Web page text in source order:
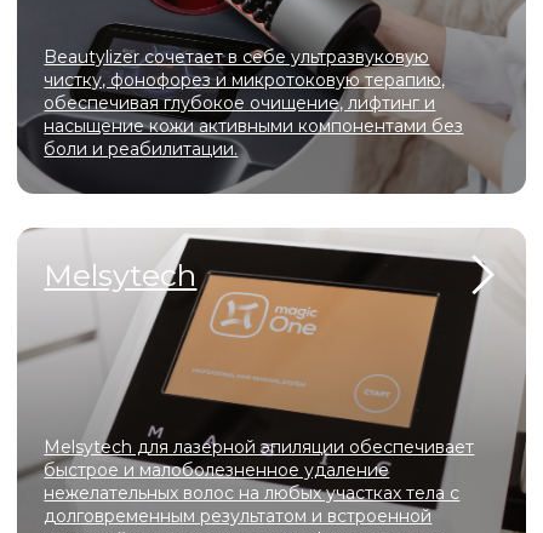
Современный аппарат для газожидкостного
пилинга, который сочетает глубокое очищение,
деликатное обновление кожи, лимфодренаж и
интенсивное увлажнение
О
Мы создали уникальное пространство, в котором
гармонично сочетаются современные технологии,
профессионализм мастеров и атмосфера уюта. Здесь
каждая деталь продумана для того, чтобы вы могли
расслабиться, почувствовать заботу и насладиться
процессом преображения.
У нас вы сможете подчеркнуть свою естественную
красоту, сохранить молодость и здоровье, а также
выразить свою индивидуальность.